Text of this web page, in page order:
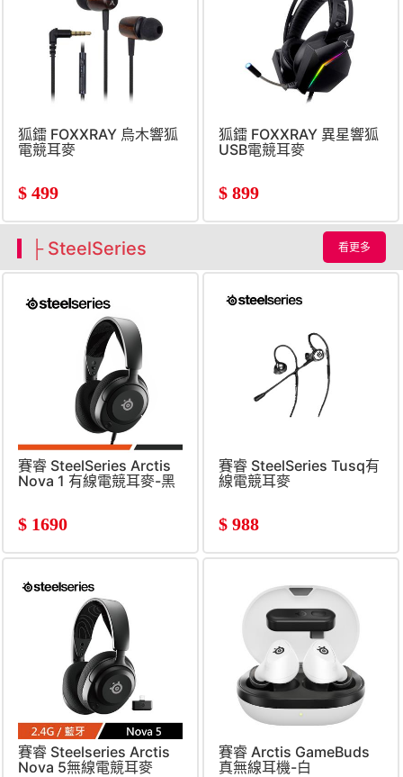
狐鐳 FOXXRAY 烏木響狐
電競耳麥
$ 499
狐鐳 FOXXRAY 異星響狐
USB電競耳麥
$ 899
├ SteelSeries 看更多
賽睿 SteelSeries Arctis
Nova 1 有線電競耳麥-黑
$ 1690
賽睿 SteelSeries Tusq有
線電競耳麥
$ 988
賽睿 Steelseries Arctis
Nova 5無線電競耳麥
賽睿 Arctis GameBuds
真無線耳機-白